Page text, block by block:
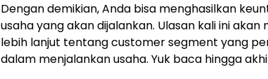
Dengan demikian, Anda bisa menghasilkan
usaha yang akan dijalankan. Ulasan kali ini
lebih lanjut tentang customer segment yang
dalam menjalankan usaha. Yuk baca hingga